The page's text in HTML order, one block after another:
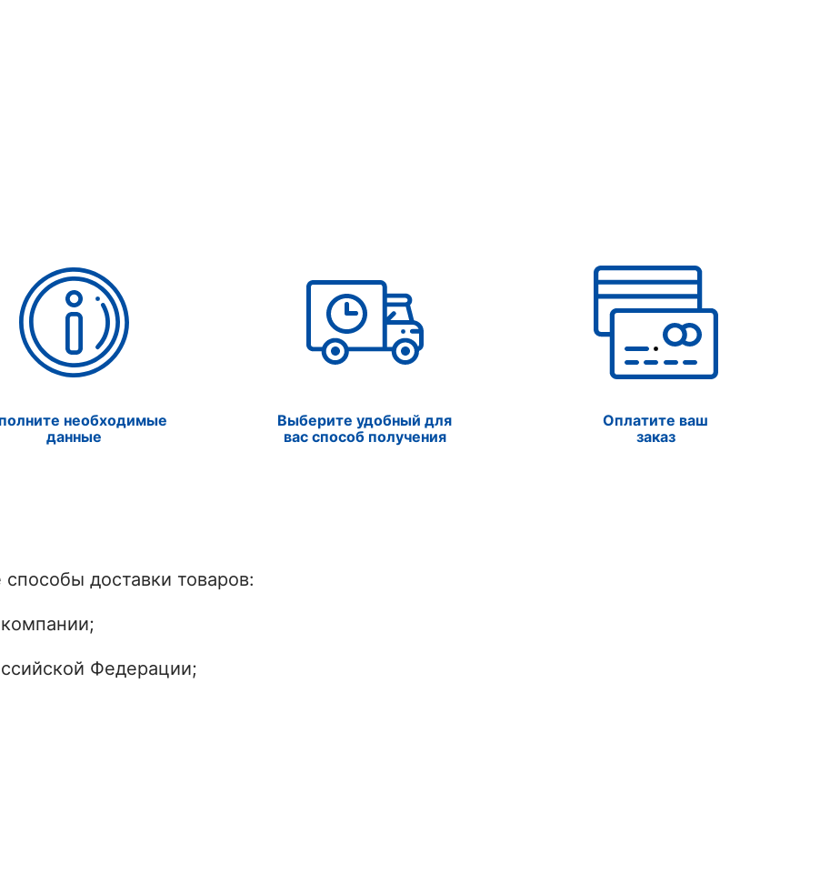
необходимые
данные
Выберите удобный для
вас способ получения
Оплатите ваш
заказ
доставки товаров:
Федерации;